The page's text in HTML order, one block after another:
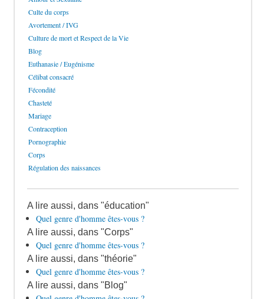
Culte du corps
Avortement / IVG
Culture de mort et Respect de la Vie
Blog
Euthanasie / Eugénisme
Célibat consacré
Fécondité
Chasteté
Mariage
Contraception
Pornographie
Corps
Régulation des naissances
A lire aussi, dans "éducation"
Quel genre d'homme êtes-vous ?
A lire aussi, dans "Corps"
Quel genre d'homme êtes-vous ?
A lire aussi, dans "théorie"
Quel genre d'homme êtes-vous ?
A lire aussi, dans "Blog"